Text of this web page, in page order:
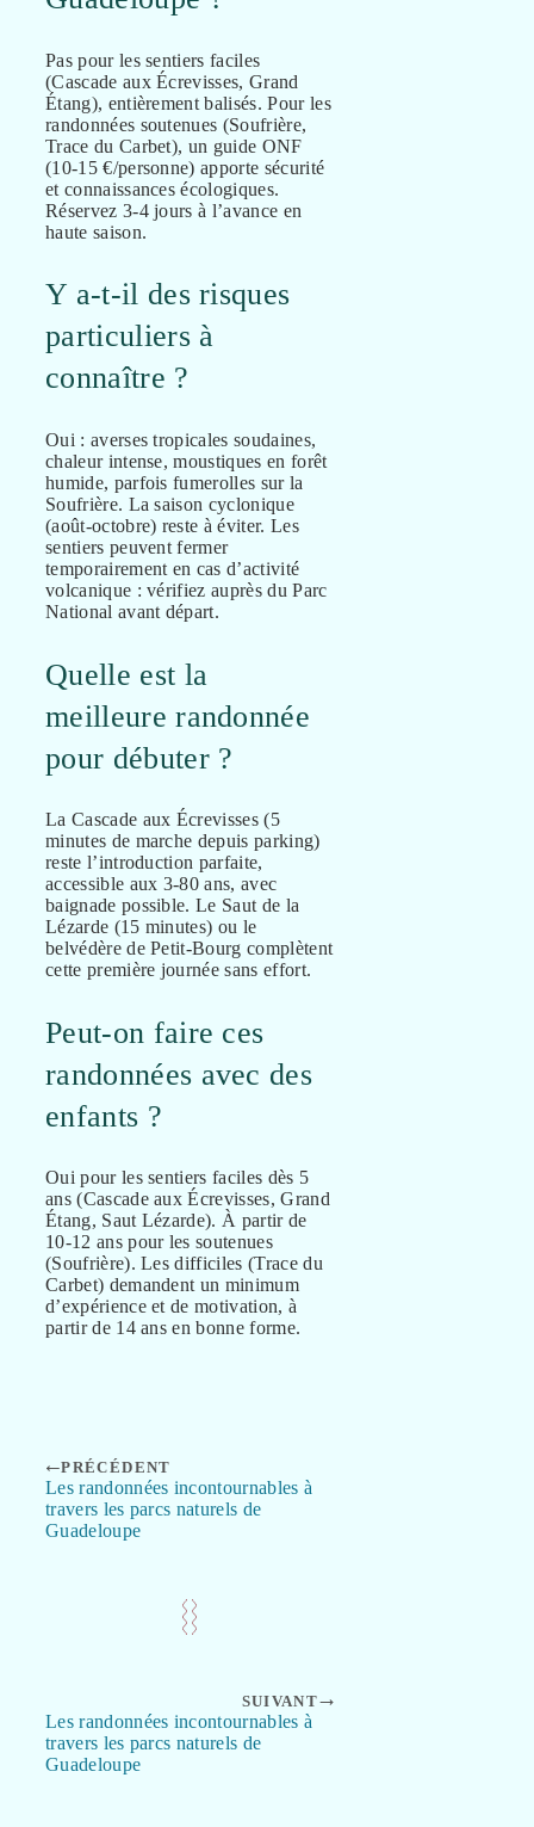
Pas pour les sentiers faciles
(Cascade aux Écrevisses, Grand
Étang), entièrement balisés. Pour les
randonnées soutenues (Soufrière,
Trace du Carbet), un guide ONF
(10-15 €/personne) apporte sécurité
et connaissances écologiques.
Réservez 3-4 jours à l’avance en
haute saison.
Y a-t-il des risques
particuliers à
connaître ?
Oui : averses tropicales soudaines,
chaleur intense, moustiques en forêt
humide, parfois fumerolles sur la
Soufrière. La saison cyclonique
(août-octobre) reste à éviter. Les
sentiers peuvent fermer
temporairement en cas d’activité
volcanique : vérifiez auprès du Parc
National avant départ.
Quelle est la
meilleure randonnée
pour débuter ?
La Cascade aux Écrevisses (5
minutes de marche depuis parking)
reste l’introduction parfaite,
accessible aux 3-80 ans, avec
baignade possible. Le Saut de la
Lézarde (15 minutes) ou le
belvédère de Petit-Bourg complètent
cette première journée sans effort.
Peut-on faire ces
randonnées avec des
enfants ?
Oui pour les sentiers faciles dès 5
ans (Cascade aux Écrevisses, Grand
Étang, Saut Lézarde). À partir de
10-12 ans pour les soutenues
(Soufrière). Les difficiles (Trace du
Carbet) demandent un minimum
d’expérience et de motivation, à
partir de 14 ans en bonne forme.
PRÉCÉDENT
Les randonnées incontournables à
travers les parcs naturels de
Guadeloupe
SUIVANT
Les randonnées incontournables à
travers les parcs naturels de
Guadeloupe